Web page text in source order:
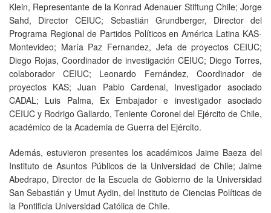
Klein, Representante de la Konrad Adenauer Stiftung Chile; Jorge
Sahd, Director CEIUC; Sebastián Grundberger, Director del
Programa Regional de Partidos Políticos en América Latina KAS-
Montevideo; María Paz Fernandez, Jefa de proyectos CEIUC;
Diego Rojas, Coordinador de investigación CEIUC; Diego Torres,
colaborador CEIUC; Leonardo Fernández, Coordinador de
proyectos KAS; Juan Pablo Cardenal, Investigador asociado
CADAL; Luis Palma, Ex Embajador e investigador asociado
CEIUC y Rodrigo Gallardo, Teniente Coronel del Ejército de Chile,
académico de la Academia de Guerra del Ejército.
Además, estuvieron presentes los académicos Jaime Baeza del
Instituto de Asuntos Públicos de la Universidad de Chile; Jaime
Abedrapo, Director de la Escuela de Gobierno de la Universidad
San Sebastián y Umut Aydin, del Instituto de Ciencias Políticas de
la Pontificia Universidad Católica de Chile.